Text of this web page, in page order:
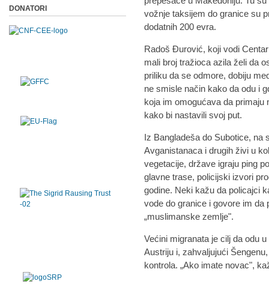
vožnje taksijem do granice su
dodatnih 200 evra.
Radoš Đurović, koji vodi
mali broj tražioca azila želi da
priliku da se odmore, dobiju
ne smisle način kako da odu i
koja im omogućava da primaju
kako bi nastavili svoj put.
Iz Bangladeša do Subotice, na
Avganistanaca i drugih živi u
vegetacije, države igraju ping
glavne trase, policijski izvori
godine. Neki kažu da policajci
vode do granice i govore im
„muslimanske zemlje".
Većini migranata je cilj da odu
Austriju i, zahvaljujući
kontrola. „Ako imate novac",
DONATORI